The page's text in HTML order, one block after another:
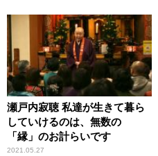
瀬戸内寂聴 私達が生きて暮ら
していけるのは、無数の
「縁」のお計らいです
2021.05.27